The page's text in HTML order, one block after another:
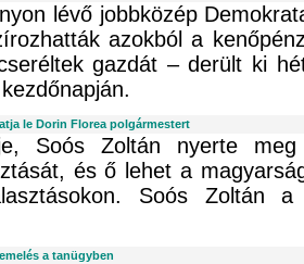
lévő jobbközép
azokból a
gazdát – derült ki
le Dorin Florea polgármestert
Soós Zoltán nyerte meg
és ő lehet a
Soós Zoltán
a tanügyben